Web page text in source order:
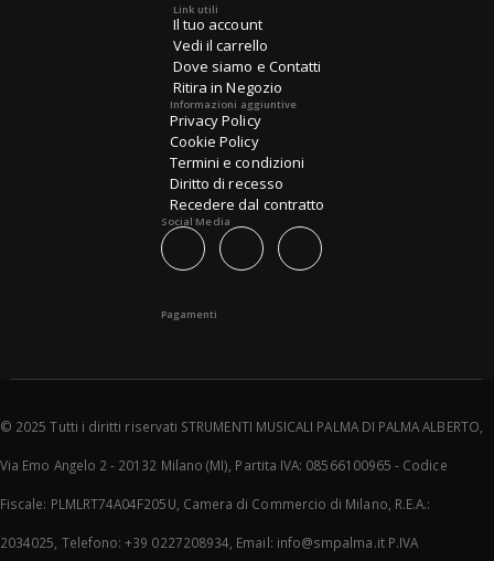
Link utili
Il tuo account
Vedi il carrello
Dove siamo e Contatti
Ritira in Negozio
Informazioni aggiuntive
Privacy Policy
Cookie Policy
Termini e condizioni
Diritto di recesso
Recedere dal contratto
Social Media
Pagamenti
© 2025 Tutti i diritti riservati STRUMENTI MUSICALI PALMA DI PALMA ALBERTO,
Via Emo Angelo 2 - 20132 Milano (MI), Partita IVA: 08566100965 - Codice
Fiscale: PLMLRT74A04F205U, Camera di Commercio di Milano, R.E.A.:
2034025, Telefono: +39 0227208934, Email: info@smpalma.it P.IVA